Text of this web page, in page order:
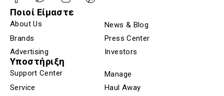
Ποιοί Είμαστε
About Us
News & Blog
Brands
Press Center
Advertising
Investors
Υποστήριξη
Support Center
Manage
Service
Haul Away